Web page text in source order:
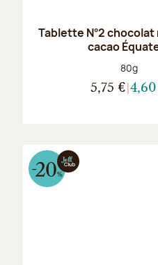
Tablette N°2 chocolat
cacao
Poids net
80g
5,75 €